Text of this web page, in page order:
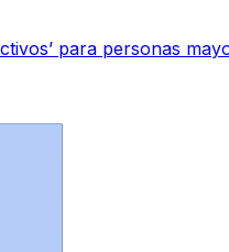
para personas